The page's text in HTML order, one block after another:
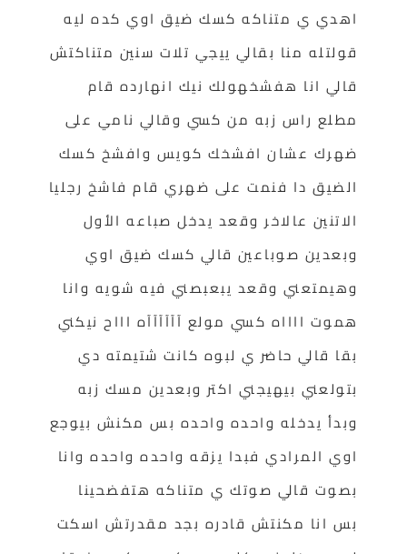
اهدي ي متناكه كسك ضيق اوي كده ليه
قولتله منا بقالي ييجي تلات سنين متناكتش
قالي انا هفشخهولك نيك انهارده قام
مطلع راس زبه من كسي وقالي نامي على
ضهرك عشان افشخك كويس وافشخ كسك
الضيق دا فنمت على ضهري قام فاشخ رجليا
الاتنين عالاخر وقعد يدخل صباعه الأول
وبعدين صوباعين قالي كسك ضيق اوي
وهيمتعني وقعد يبعبصني فيه شويه وانا
هموت ااااه كسي مولع آآآآآآه اااح نيكني
بقا قالي حاضر ي لبوه كانت شتيمته دي
بتولعني بيهيجني اكتر وبعدين مسك زبه
وبدأ يدخله واحده واحده بس مكنش بيوجع
اوي المرادي فبدا يزقه واحده واحده وانا
بصوت قالي صوتك ي متناكه هتفضحينا
بس انا مكنتش قادره بجد مقدرتش اسكت